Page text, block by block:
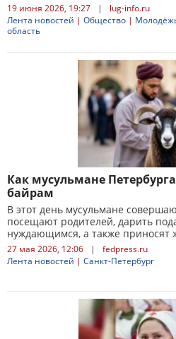
19 июня 2026, 19:27 |
lug-info.ru
Лента новостей | Общество |
область
Как мусульмане
байрам
В этот день мусульмане
посещают родителей, дарить
нуждающимся, а также приносят
27 мая 2026, 12:06 |
fedpress.ru
Лента новостей | Санкт-Петербург